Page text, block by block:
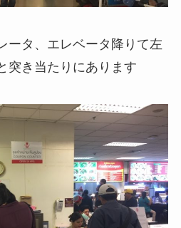
ータ、エレベータ降りて左
突き当たりにあります